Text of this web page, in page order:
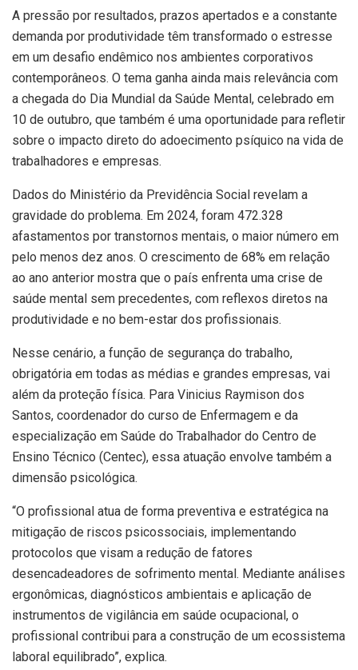
A pressão por resultados, prazos apertados e a constante
demanda por produtividade têm transformado o estresse
em um desafio endêmico nos ambientes corporativos
contemporâneos. O tema ganha ainda mais relevância com
a chegada do Dia Mundial da Saúde Mental, celebrado em
10 de outubro, que também é uma oportunidade para refletir
sobre o impacto direto do adoecimento psíquico na vida de
trabalhadores e empresas.
Dados do Ministério da Previdência Social revelam a
gravidade do problema. Em 2024, foram 472.328
afastamentos por transtornos mentais, o maior número em
pelo menos dez anos. O crescimento de 68% em relação
ao ano anterior mostra que o país enfrenta uma crise de
saúde mental sem precedentes, com reflexos diretos na
produtividade e no bem-estar dos profissionais.
Nesse cenário, a função de segurança do trabalho,
obrigatória em todas as médias e grandes empresas, vai
além da proteção física. Para Vinicius Raymison dos
Santos, coordenador do curso de Enfermagem e da
especialização em Saúde do Trabalhador do Centro de
Ensino Técnico (Centec), essa atuação envolve também a
dimensão psicológica.
“O profissional atua de forma preventiva e estratégica na
mitigação de riscos psicossociais, implementando
protocolos que visam a redução de fatores
desencadeadores de sofrimento mental. Mediante análises
ergonômicas, diagnósticos ambientais e aplicação de
instrumentos de vigilância em saúde ocupacional, o
profissional contribui para a construção de um ecossistema
laboral equilibrado”, explica.